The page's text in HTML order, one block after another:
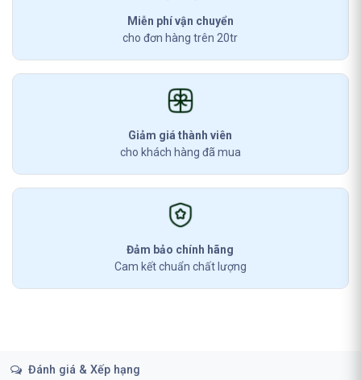
Miễn phí vận chuyển
cho đơn hàng trên 20tr
Giảm giá thành viên
cho khách hàng đã mua
Đảm bảo chính hãng
Cam kết chuẩn chất lượng
Đánh giá & Xếp hạng